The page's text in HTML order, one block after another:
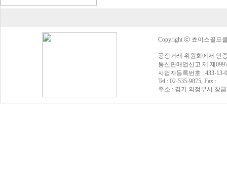
Copyright ⓒ 쵸이스골프
공정거래 위원회에서 인
통신판매업신고 제 제
사업자등록번호 : 433-
Tel : 02-535-9875, Fax :
주소 : 경기 의정부시 창